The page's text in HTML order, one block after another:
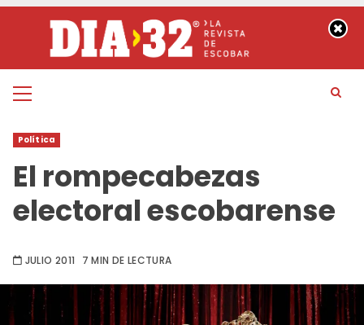
contenido
Menú
Política
El rompecabezas
electoral escobarense
JULIO 2011 7 MIN DE LECTURA